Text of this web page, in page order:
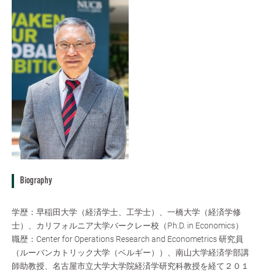
Biography
学歴：早稲田大学（経済学士、工学士）、一橋大学（経済学修
士）、カリフォルニア大学バークレー校（Ph.D. in Economics）
職歴：Center for Operations Research and Econometrics 研究員
（ルーバンカトリック大学（ベルギー））、南山大学経済学部講
師助教授、名古屋市立大学大学院経済学研究科教授を経て２０１